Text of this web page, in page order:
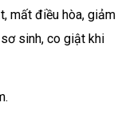
mất điều hòa, giảm
sinh, co giật khi